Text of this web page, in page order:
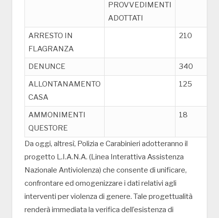
PROVVEDIMENTI
ADOTTATI
ARRESTO IN
FLAGRANZA
210
DENUNCE
340
ALLONTANAMENTO
CASA
125
AMMONIMENTI
QUESTORE
18
Da oggi, altresì, Polizia e Carabinieri adotteranno il
progetto L.I.A.N.A. (Linea Interattiva Assistenza
Nazionale Antiviolenza) che consente di unificare,
confrontare ed omogenizzare i dati relativi agli
interventi per violenza di genere. Tale progettualità
renderà immediata la verifica dell’esistenza di